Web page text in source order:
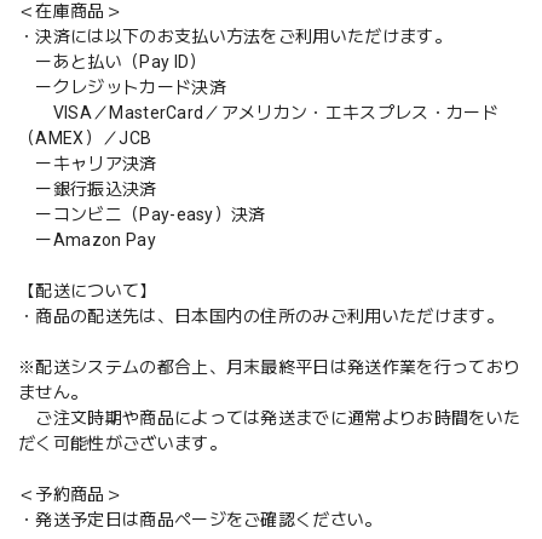
＜在庫商品＞
・決済には以下のお支払い方法をご利用いただけます。
ーあと払い（Pay ID）
ークレジットカード決済
VISA／MasterCard／アメリカン・エキスプレス・カード
（AMEX）／JCB
ーキャリア決済
ー銀行振込決済
ーコンビニ（Pay-easy）決済
ーAmazon Pay
【配送について】
・商品の配送先は、日本国内の住所のみご利用いただけます。
※配送システムの都合上、月末最終平日は発送作業を行っており
ません。
ご注文時期や商品によっては発送までに通常よりお時間をいた
だく可能性がございます。
＜予約商品＞
・発送予定日は商品ページをご確認ください。